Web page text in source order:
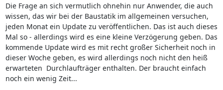
Die Frage an sich vermutlich ohnehin nur Anwender, die auch
wissen, das wir bei der Baustatik im allgemeinen versuchen,
jeden Monat ein Update zu veröffentlichen. Das ist auch dieses
Mal so - allerdings wird es eine kleine Verzögerung geben. Das
kommende Update wird es mit recht großer Sicherheit noch in
dieser Woche geben, es wird allerdings noch nicht den heiß
erwarteten Durchlaufträger enthalten. Der braucht einfach
noch ein wenig Zeit...